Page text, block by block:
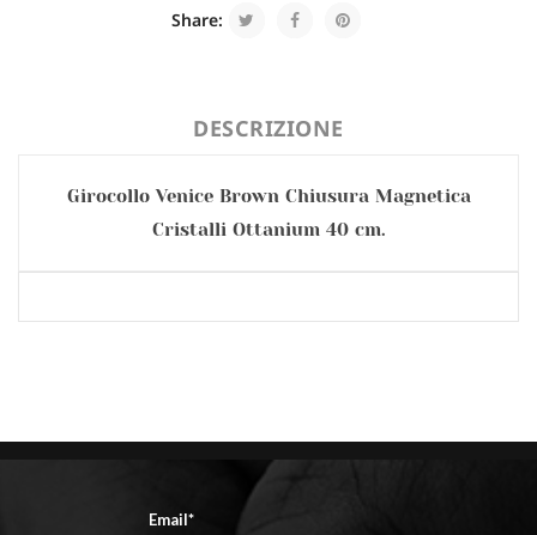
Share:
DESCRIZIONE
Girocollo Venice Brown Chiusura Magnetica
Cristalli Ottanium 40 cm.
Email*